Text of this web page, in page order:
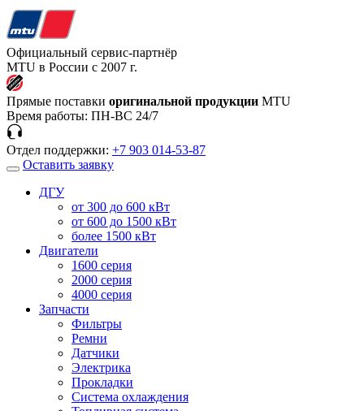
Официальный сервис-партнёр
MTU в России с 2007 г.
Прямые поставки оригинальной продукции MTU
Время работы: ПН-ВС 24/7
Отдел поддержки: +7 903 014-53-87
Оставить заявку
ДГУ
от 300 до 600 кВт
от 600 до 1500 кВт
более 1500 кВт
Двигатели
1600 серия
2000 серия
4000 серия
Запчасти
Фильтры
Ремни
Датчики
Электрика
Прокладки
Система охлаждения